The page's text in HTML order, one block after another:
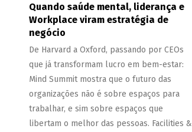
Quando saúde mental, liderança e
Workplace viram estratégia de
negócio
De Harvard a Oxford, passando por CEOs
que já transformam lucro em bem-estar:
Mind Summit mostra que o futuro das
organizações não é sobre espaços para
trabalhar, e sim sobre espaços que
libertam o melhor das pessoas. Facilities &